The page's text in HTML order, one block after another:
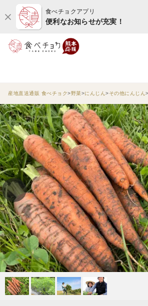
食べチョクアプリ
便利なお知らせが充実！
産地直送通販 食べチョク 野菜 にんじん その他にんじん